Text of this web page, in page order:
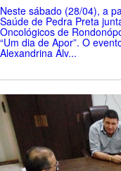
Neste sábado (28/04), a
Saúde de Pedra Preta
Oncológicos de
“Um dia de Apor”. O
Alexandrina Alv...